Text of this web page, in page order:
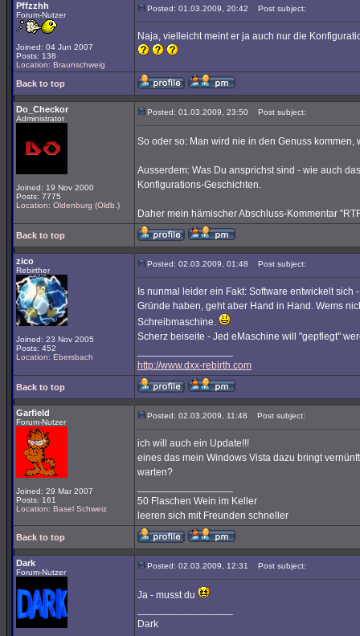
Pffzzhh
Forum-Nutzer
Joined: 04 Jun 2007
Posts: 138
Location: Braunschweig
Posted: 01.03.2009, 20:42 Post subject:
Naja, vielleicht meint er ja auch nur die
Back to top
Do_Checkor
Administrator
Joined: 19 Nov 2000
Posts: 7775
Location: Oldenburg (Oldb.)
Posted: 01.03.2009, 23:50 Post subject:
So oder so: Man wird nie in den Genuss
Ausserdem: Was Du ansprichst sind - wie auch
Konfigurations-Geschichten.
Daher mein hämischer Abschluss-Kommentar
Back to top
zico
Rebirther
Joined: 23 Nov 2005
Posts: 452
Location: Ebersbach
Posted: 02.03.2009, 01:48 Post subject:
Is nunmal leider ein Fakt: Software entwickelt
Gründe haben, geht aber Hand in Hand. Wems
Schreibmaschine.
Scherz beiseite - Jed eMaschine will "gepflegt"
http://www.dxx-rebirth.com
Back to top
Garfield
Forum-Nutzer
Joined: 29 Mar 2007
Posts: 161
Location: Basel Schweiz
Posted: 02.03.2009, 11:48 Post subject:
ich will auch ein Update!!!
eines das mein Windows Vista dazu bringt
warten?
50 Flaschen Wein im Keller
leeren sich mit Freunden schneller
Back to top
Dark
Forum-Nutzer
Posted: 02.03.2009, 12:31 Post subject:
Ja - musst du
Dark